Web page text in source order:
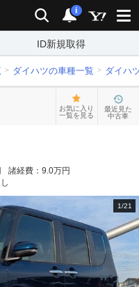
検索 通知
i
ID新規取得
ダイハツの車種一覧 ダイハ
お気に入り
一覧を見る
最近見た
中古車
諸経費： 9.0万円
1/21